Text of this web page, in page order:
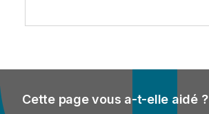
Cette page vous a-t-elle aidé ?